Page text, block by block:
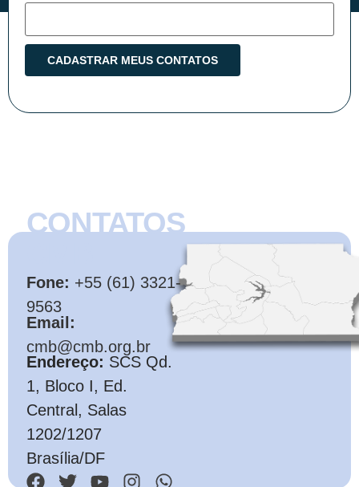
CONTATOS
Fone: +55 (61) 3321-
9563
Email:
cmb@cmb.org.br
Endereço: SCS Qd.
1, Bloco I, Ed.
Central, Salas
1202/1207
Brasília/DF